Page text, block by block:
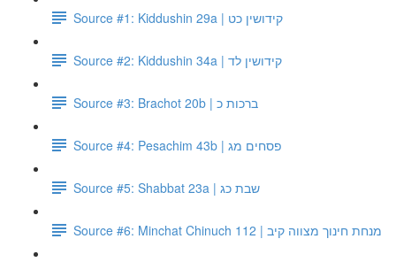
Source #1: Kiddushin 29a | קידושין כט
Source #2: Kiddushin 34a | קידושין לד
Source #3: Brachot 20b | ברכות כ
Source #4: Pesachim 43b | פסחים מג
Source #5: Shabbat 23a | שבת כג
Source #6: Minchat Chinuch 112 | מנחת חינוך מצווה קיב